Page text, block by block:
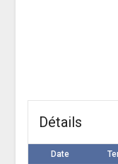
Détails
Date